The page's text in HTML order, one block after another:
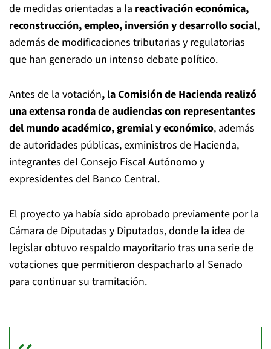
de medidas orientadas a la reactivación económica,
reconstrucción, empleo, inversión y desarrollo social,
además de modificaciones tributarias y regulatorias
que han generado un intenso debate político.
Antes de la votación, la Comisión de Hacienda realizó
una extensa ronda de audiencias con representantes
del mundo académico, gremial y económico, además
de autoridades públicas, exministros de Hacienda,
integrantes del Consejo Fiscal Autónomo y
expresidentes del Banco Central.
El proyecto ya había sido aprobado previamente por la
Cámara de Diputadas y Diputados, donde la idea de
legislar obtuvo respaldo mayoritario tras una serie de
votaciones que permitieron despacharlo al Senado
para continuar su tramitación.